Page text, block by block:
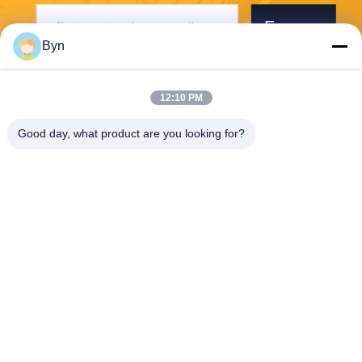
Envoyer
Byn
12:10 PM
Good day, what product are you looking for?